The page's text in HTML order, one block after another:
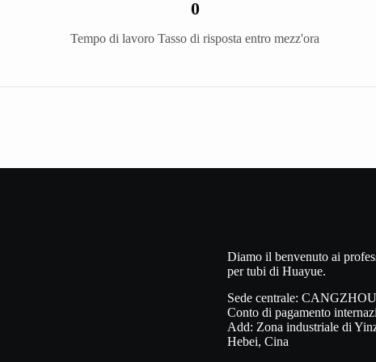
0
Tempo di lavoro Tasso di risposta entro mezz'ora
Diamo il benvenuto ai
per tubi di Huayue.
Sede centrale:
Conto di pagamento
Add: Zona industriale di
Hebei, Cina